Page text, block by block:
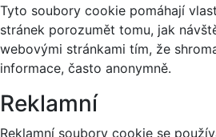
Tyto soubory cookie pomáhají
stránek porozumět tomu, jak
webovými stránkami tím, že
informace, často anonymně.
Reklamní
Reklamní soubory cookie se